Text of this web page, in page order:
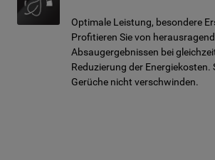
Optimale Leistung, besondere
Profitieren Sie von
Absaugergebnissen bei
Reduzierung der Energiekosten.
Gerüche nicht verschwinden.